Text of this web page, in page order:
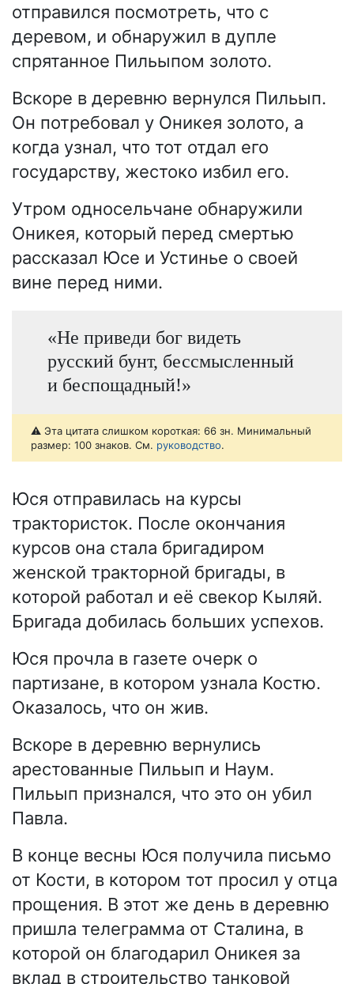
отправился посмотреть, что с
деревом, и обнаружил в дупле
спрятанное Пильыпом золото.
Вскоре в деревню вернулся Пильып.
Он потребовал у Оникея золото, а
когда узнал, что тот отдал его
государству, жестоко избил его.
Утром односельчане обнаружили
Оникея, который перед смертью
рассказал Юсе и Устинье о своей
вине перед ними.
«Не приведи бог видеть
русский бунт, бессмысленный
и беспощадный!»
⚠️ Эта цитата слишком короткая: 66 зн. Минимальный
размер: 100 знаков. См. руководство.
Юся отправилась на курсы
трактористок. После окончания
курсов она стала бригадиром
женской тракторной бригады, в
которой работал и её свекор Кыляй.
Бригада добилась больших успехов.
Юся прочла в газете очерк о
партизане, в котором узнала Костю.
Оказалось, что он жив.
Вскоре в деревню вернулись
арестованные Пильып и Наум.
Пильып признался, что это он убил
Павла.
В конце весны Юся получила письмо
от Кости, в котором тот просил у отца
прощения. В этот же день в деревню
пришла телеграмма от Сталина, в
которой он благодарил Оникея за
вклад в строительство танковой